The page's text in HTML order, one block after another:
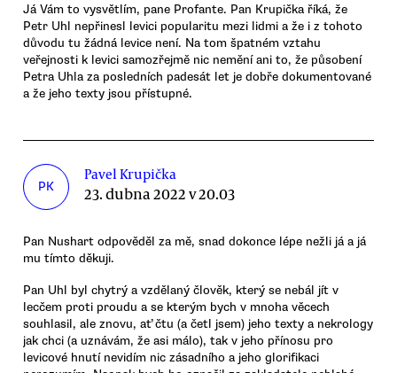
Já Vám to vysvětlím, pane Profante. Pan Krupička říká, že
Petr Uhl nepřinesl levici popularitu mezi lidmi a že i z tohoto
důvodu tu žádná levice není. Na tom špatném vztahu
veřejnosti k levici samozřejmě nic nemění ani to, že působení
Petra Uhla za posledních padesát let je dobře dokumentované
a že jeho texty jsou přístupné.
PK
Pavel Krupička
23. dubna 2022 v 20.03
Pan Nushart odpověděl za mě, snad dokonce lépe nežli já a já
mu tímto děkuji.
Pan Uhl byl chytrý a vzdělaný člověk, který se nebál jít v
lecčem proti proudu a se kterým bych v mnoha věcech
souhlasil, ale znovu, ať čtu (a četl jsem) jeho texty a nekrology
jak chci (a uznávám, že asi málo), tak v jeho přínosu pro
levicové hnutí nevidím nic zásadního a jeho glorifikaci